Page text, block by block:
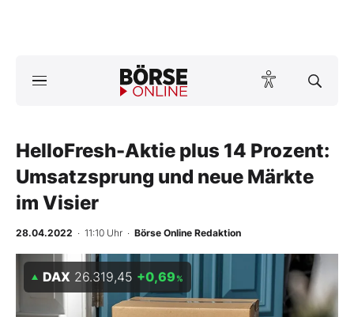
ktuelle Ausgabe BÖRSE ONLINE lesen
News
Anlageprodukte
Finanz-Check
Abo & Shop
BO-Musterdepots
HelloFresh-Aktie plus 14 Prozent:
Umsatzsprung und neue Märkte
im Visier
28.04.2022 · 11:10 Uhr · Börse Online Redaktion
DAX 26.319,45 +0,69 %